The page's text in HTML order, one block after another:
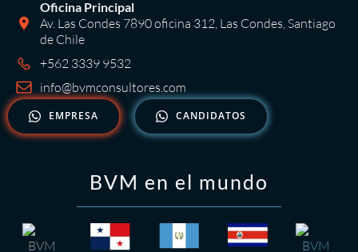
Oficina Principal
Av. Las Condes 7890 oficina 312, Las Condes, Santiago
de Chile
+562 3339 9532
info@bvmconsultores.com
EMPRESA CANDIDATOS
BVM en el mundo